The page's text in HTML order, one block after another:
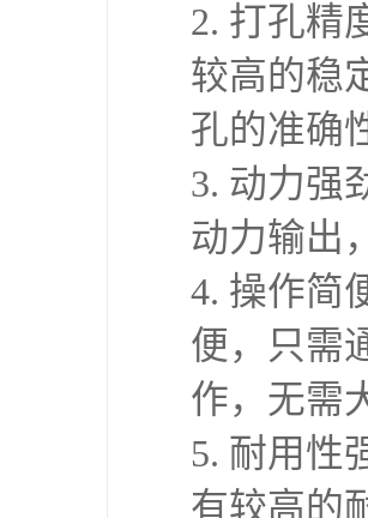
2. 打孔精
较高的稳
孔的准确
3. 动力强
动力输出
4. 操作简
便，只需
作，无需
5. 耐用性
有较高的